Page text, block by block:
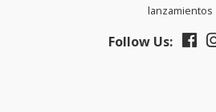
lanzamientos
Follow Us: